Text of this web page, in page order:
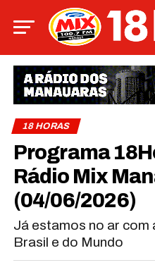
18 HORAS
Programa
Rádio Mix
(04/06/2026)
Já estamos no ar com
Brasil e do Mundo